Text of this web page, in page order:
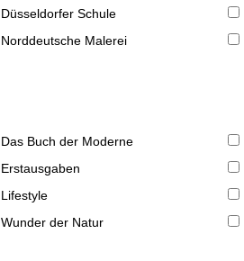
Düsseldorfer Schule
Norddeutsche Malerei
Das Buch der Moderne
Erstausgaben
Lifestyle
Wunder der Natur